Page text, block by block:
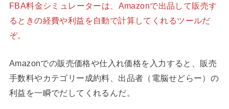
FBA料金シミュレーターは、Amazonで出品して販売す
るときの経費や利益を自動で計算してくれるツールだ
ぞ。
Amazonでの販売価格や仕入れ価格を入力すると、販売
手数料やカテゴリー成約料、出品者（電脳せどらー）の
利益を一瞬でだしてくれるんだ。